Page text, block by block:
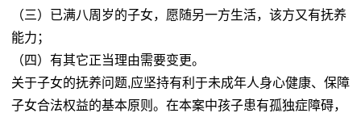
（三）已满八周岁的子女，愿随另一方生活，该方又有抚养
能力；
（四）有其它正当理由需要变更。
关于子女的抚养问题,应坚持有利于未成年人身心健康、保障
子女合法权益的基本原则。在本案中孩子患有孤独症障碍，